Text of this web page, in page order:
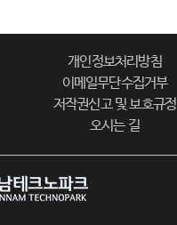
개인정보처리방침
이메일무단수집거부
저작권신고 및 보호규정
오시는 길